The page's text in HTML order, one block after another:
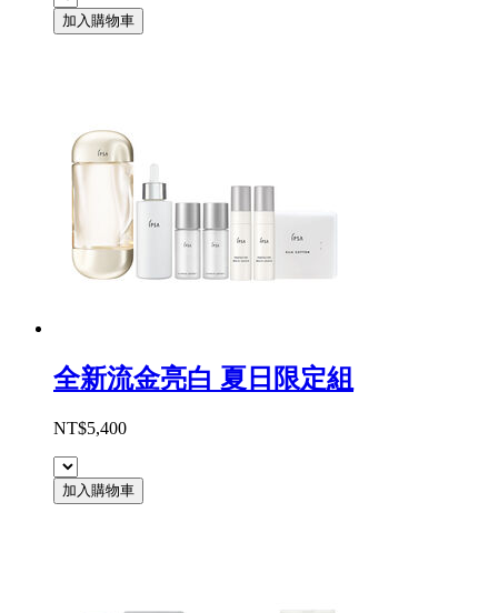
加入購物車
全新流金亮白 夏日限定組
NT$5,400
加入購物車